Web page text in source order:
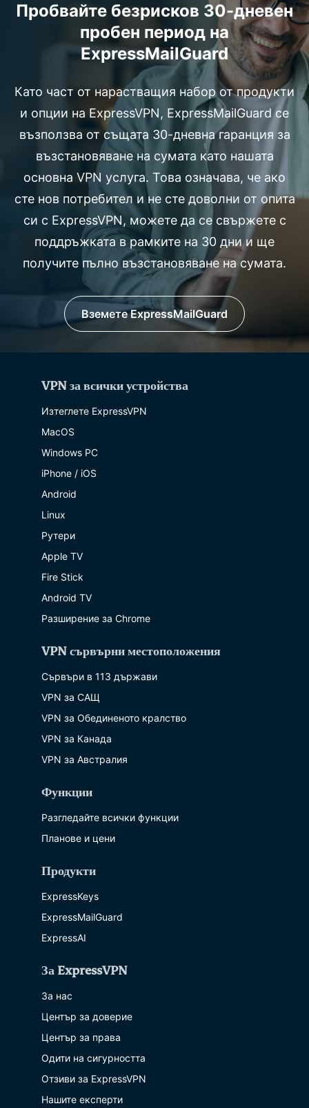
Пробвайте безрисков 30-дневен
пробен период на
ExpressMailGuard
Като част от нарастващия набор от продукти
и опции на ExpressVPN, ExpressMailGuard се
възползва от същата 30-дневна гаранция за
възстановяване на сумата като нашата
основна VPN услуга. Това означава, че ако
сте нов потребител и не сте доволни от опита
си с ExpressVPN, можете да се свържете с
поддръжката в рамките на 30 дни и ще
получите пълно възстановяване на сумата.
Вземете ExpressMailGuard
VPN за всички устройства
Изтеглете ExpressVPN
MacOS
Windows PC
iPhone / iOS
Android
Linux
Рутери
Apple TV
Fire Stick
Android TV
Разширение за Chrome
VPN сървърни местоположения
Сървъри в 113 държави
VPN за САЩ
VPN за Обединеното кралство
VPN за Канада
VPN за Австралия
Функции
Разгледайте всички функции
Планове и цени
Продукти
ExpressKeys
ExpressMailGuard
ExpressAI
За ExpressVPN
За нас
Център за доверие
Център за права
Одити на сигурността
Отзиви за ExpressVPN
Нашите експерти